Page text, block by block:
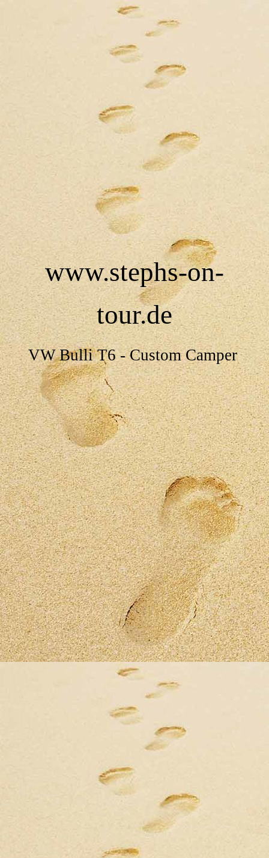
www.stephs-on-
tour.de
VW Bulli T6 - Custom Camper